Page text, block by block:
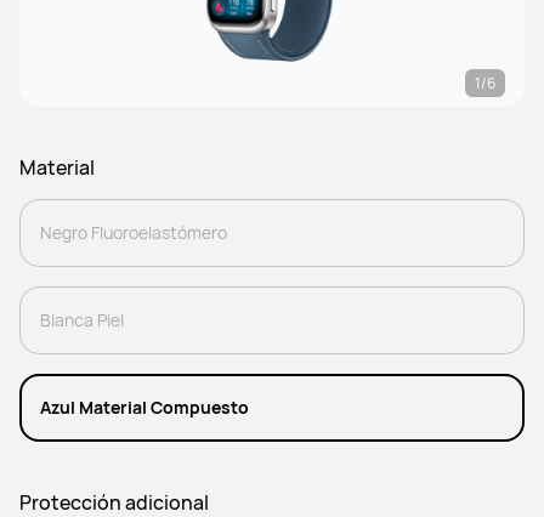
1/6
Material
Negro Fluoroelastómero
Blanca Piel
Azul Material Compuesto
Protección adicional